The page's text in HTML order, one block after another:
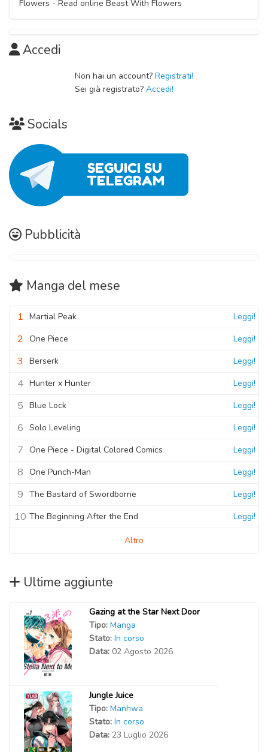
Flowers - Read online Beast With Flowers
Accedi
Non hai un account? Registrati!
Sei già registrato? Accedi!
Socials
Pubblicità
Manga del mese
1 Martial Peak Leggi!
2 One Piece Leggi!
3 Berserk Leggi!
4 Hunter x Hunter Leggi!
5 Blue Lock Leggi!
6 Solo Leveling Leggi!
7 One Piece - Digital Colored Comics Leggi!
8 One Punch-Man Leggi!
9 The Bastard of Swordborne Leggi!
10 The Beginning After the End Leggi!
Altro
Ultime aggiunte
Gazing at the Star Next Door
Tipo: Manga
Stato: In corso
Data: 02 Agosto 2026
Jungle Juice
Tipo: Manhwa
Stato: In corso
Data: 23 Luglio 2026